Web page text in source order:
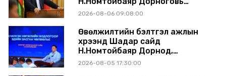
аймагт ажиллав
2026-08-06 09:08:00
Өвөлжилтийн бэлтгэл ажлын
хүрээнд Шадар сайд
Н.Номтойбаяр Дорнод,
Сүхбаатар аймагт ажиллав
2026-08-05 17:30:00